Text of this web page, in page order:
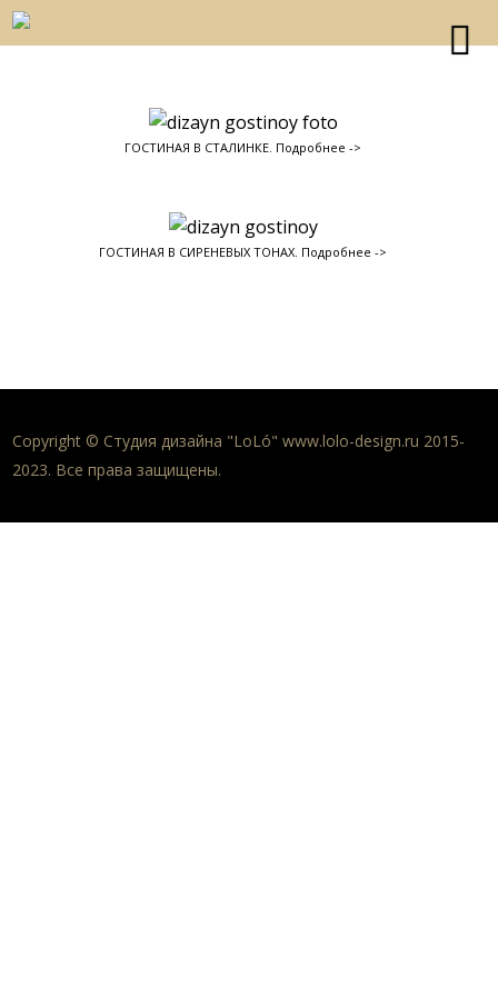
ГОСТИНАЯ В СТАЛИНКЕ. Подробнее ->
ГОСТИНАЯ В СИРЕНЕВЫХ ТОНАХ. Подробнее ->
Copyright © Студия дизайна "LoLó" www.lolo-design.ru 2015-
2023. Все права защищены.